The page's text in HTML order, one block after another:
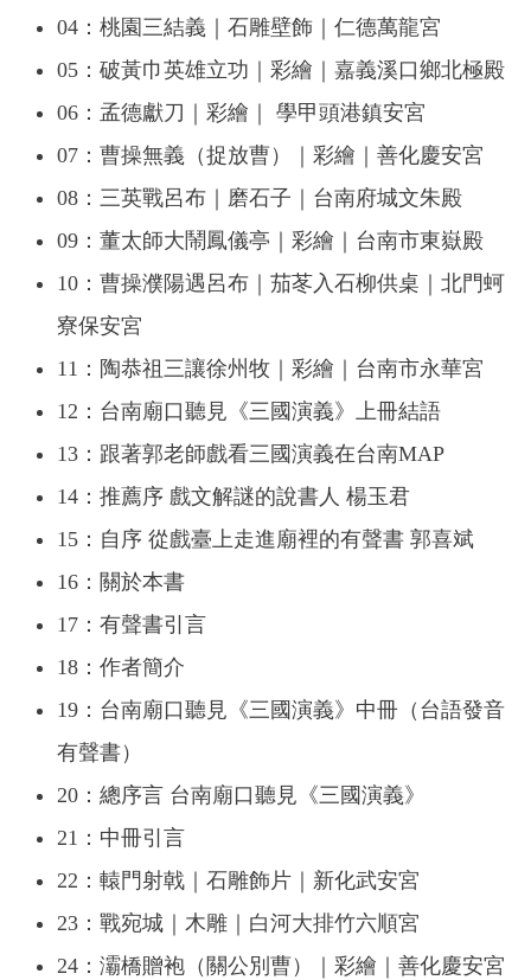
04：桃園三結義｜石雕壁飾｜仁德萬龍宮
05：破黃巾英雄立功｜彩繪｜嘉義溪口鄉北極殿
06：孟德獻刀｜彩繪｜ 學甲頭港鎮安宮
07：曹操無義（捉放曹）｜彩繪｜善化慶安宮
08：三英戰呂布｜磨石子｜台南府城文朱殿
09：董太師大鬧鳳儀亭｜彩繪｜台南市東嶽殿
10：曹操濮陽遇呂布｜茄苳入石柳供桌｜北門蚵
寮保安宮
11：陶恭祖三讓徐州牧｜彩繪｜台南市永華宮
12：台南廟口聽見《三國演義》上冊結語
13：跟著郭老師戲看三國演義在台南MAP
14：推薦序 戲文解謎的說書人 楊玉君
15：自序 從戲臺上走進廟裡的有聲書 郭喜斌
16：關於本書
17：有聲書引言
18：作者簡介
19：台南廟口聽見《三國演義》中冊（台語發音
有聲書）
20：總序言 台南廟口聽見《三國演義》
21：中冊引言
22：轅門射戟｜石雕飾片｜新化武安宮
23：戰宛城｜木雕｜白河大排竹六順宮
24：灞橋贈袍（關公別曹）｜彩繪｜善化慶安宮